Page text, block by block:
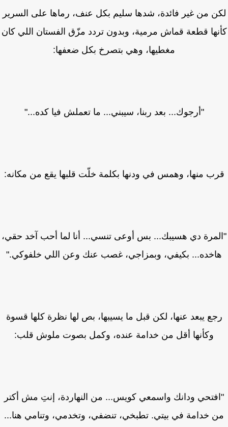
من غير فائدة، شدها سليم بكل عنف، رماها على السرير
قطعة قماش مرمية، وبدون تردد مزّق الفستان اللي كان
مغطيها، وهي بتصرخ بكل ضعفها:
"أرجوك... بعد ربنا، سيبني... ما تعملش فيا كده..."
منها، وهمس في ودنها بكلمة خلّت قلبها يقع من مكانه:
دي هسيبك... بس أوعى تنسي... أنا لما أحب آخد حقي،
بكيفي، وبمزاجي، غصب عنك وعن اللي خلفوكي."
يبعد عنها، لكن قبل ما يسيبها، بص لها نظرة كلها قسوة
وكأنها أقل من خدامة عنده، وكمل بصوت ملوش قلب:
ودانك واسمعي كويس... من النهاردة، إنتِ مش أكتر
خدامة في بيتي. تطبخي، تنضفي، وتخدمي، وتنامي هنا...